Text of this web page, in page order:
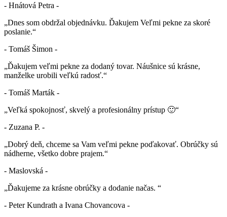
- Hnátová Petra -
„Dnes som obdržal objednávku. Ďakujem Veľmi pekne za skoré
poslanie.“
- Tomáš Šimon -
„Ďakujem veľmi pekne za dodaný tovar. Náušnice sú krásne,
manželke urobili veľkú radosť.“
- Tomáš Marták -
„Veľká spokojnosť, skvelý a profesionálny prístup 🙂“
- Zuzana P. -
„Dobrý deň, chceme sa Vam veľmi pekne poďakovať. Obrúčky sú
nádherne, všetko dobre prajem.“
- Maslovská -
„Ďakujeme za krásne obrúčky a dodanie načas. “
- Peter Kundrath a Ivana Chovancova -